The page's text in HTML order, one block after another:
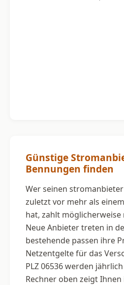
Günstige
Bennungen finden
Wer seinen
zuletzt vor mehr als
hat, zahlt
Neue Anbieter treten in
bestehende passen ihre
Netzentgelte für das
PLZ 06536 werden
Rechner oben zeigt